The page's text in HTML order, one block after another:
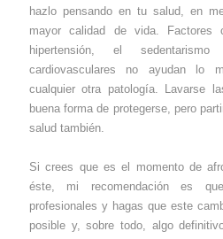
hazlo pensando en tu salud, en
mayor calidad de vida. Factores
hipertensión, el
cardiovasculares no ayudan lo
cualquier otra patología. Lavarse
buena forma de protegerse, pero
salud también.
Si crees que es el momento de
éste, mi recomendación es
profesionales y hagas que este
posible y, sobre todo, algo